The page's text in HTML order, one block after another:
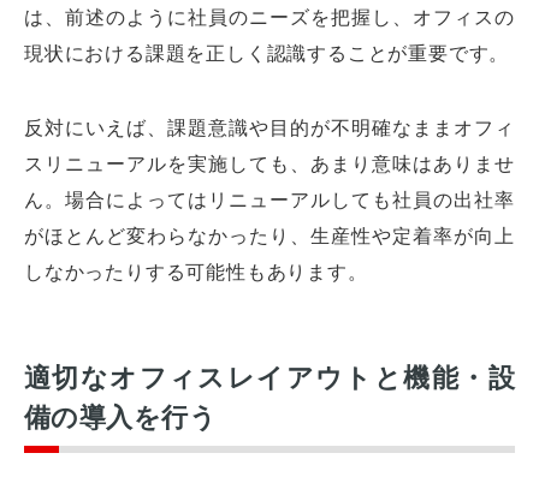
は、前述のように社員のニーズを把握し、オフィスの
現状における課題を正しく認識することが重要です。
反対にいえば、課題意識や目的が不明確なままオフィ
スリニューアルを実施しても、あまり意味はありませ
ん。場合によってはリニューアルしても社員の出社率
がほとんど変わらなかったり、生産性や定着率が向上
しなかったりする可能性もあります。
適切なオフィスレイアウトと機能・設
備の導入を行う